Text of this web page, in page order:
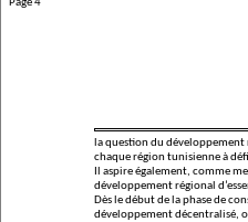
Page 4
la question du
chaque région tunisienne à
Il aspire également, comme
développement régional
Dès le début de la phase de
développement décentralisé,